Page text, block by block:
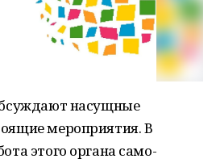
насущные
мероприятия. В
этого органа само-